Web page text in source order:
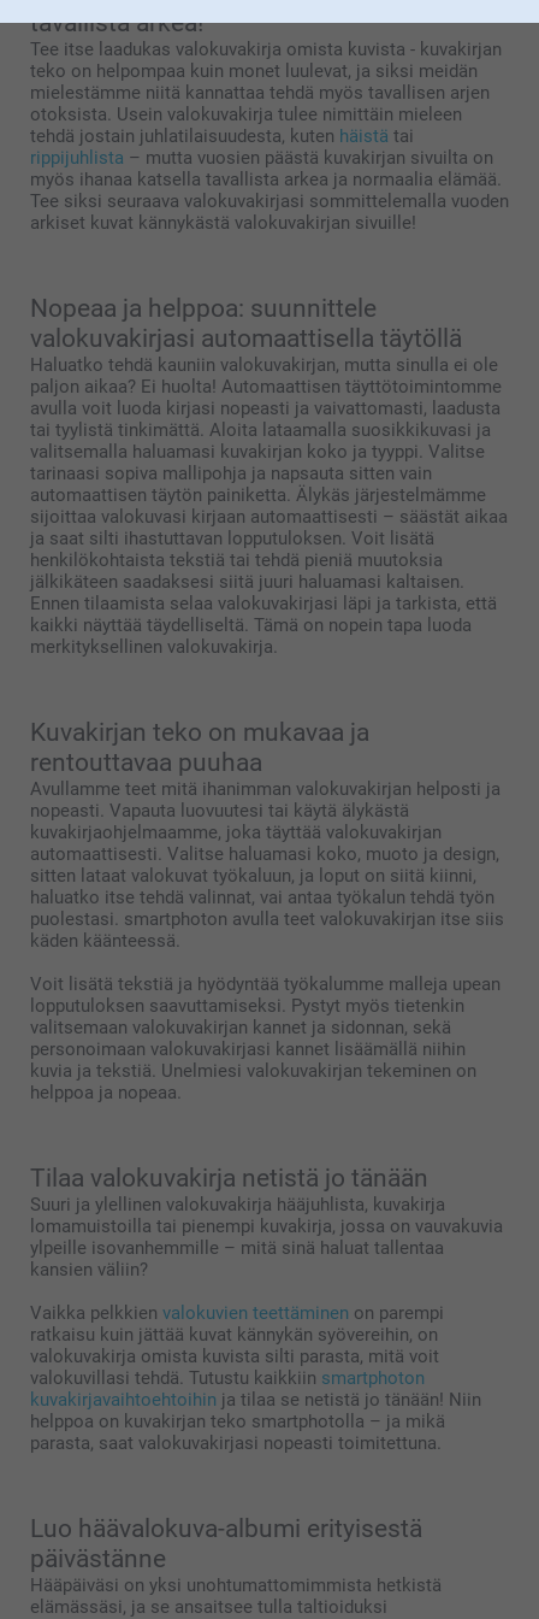
tavallista arkea!
Tee itse laadukas valokuvakirja omista kuvista - kuvakirjan
teko on helpompaa kuin monet luulevat, ja siksi meidän
mielestämme niitä kannattaa tehdä myös tavallisen arjen
otoksista. Usein valokuvakirja tulee nimittäin mieleen
tehdä jostain juhlatilaisuudesta, kuten häistä tai
rippijuhlista – mutta vuosien päästä kuvakirjan sivuilta on
myös ihanaa katsella tavallista arkea ja normaalia elämää.
Tee siksi seuraava valokuvakirjasi sommittelemalla vuoden
arkiset kuvat kännykästä valokuvakirjan sivuille!
Nopeaa ja helppoa: suunnittele
valokuvakirjasi automaattisella täytöllä
Haluatko tehdä kauniin valokuvakirjan, mutta sinulla ei ole
paljon aikaa? Ei huolta! Automaattisen täyttötoimintomme
avulla voit luoda kirjasi nopeasti ja vaivattomasti, laadusta
tai tyylistä tinkimättä. Aloita lataamalla suosikkikuvasi ja
valitsemalla haluamasi kuvakirjan koko ja tyyppi. Valitse
tarinaasi sopiva mallipohja ja napsauta sitten vain
automaattisen täytön painiketta. Älykäs järjestelmämme
sijoittaa valokuvasi kirjaan automaattisesti – säästät aikaa
ja saat silti ihastuttavan lopputuloksen. Voit lisätä
henkilökohtaista tekstiä tai tehdä pieniä muutoksia
jälkikäteen saadaksesi siitä juuri haluamasi kaltaisen.
Ennen tilaamista selaa valokuvakirjasi läpi ja tarkista, että
kaikki näyttää täydelliseltä. Tämä on nopein tapa luoda
merkityksellinen valokuvakirja.
Kuvakirjan teko on mukavaa ja
rentouttavaa puuhaa
Avullamme teet mitä ihanimman valokuvakirjan helposti ja
nopeasti. Vapauta luovuutesi tai käytä älykästä
kuvakirjaohjelmaamme, joka täyttää valokuvakirjan
automaattisesti. Valitse haluamasi koko, muoto ja design,
sitten lataat valokuvat työkaluun, ja loput on siitä kiinni,
haluatko itse tehdä valinnat, vai antaa työkalun tehdä työn
puolestasi. smartphoton avulla teet valokuvakirjan itse siis
käden käänteessä.
Voit lisätä tekstiä ja hyödyntää työkalumme malleja upean
lopputuloksen saavuttamiseksi. Pystyt myös tietenkin
valitsemaan valokuvakirjan kannet ja sidonnan, sekä
personoimaan valokuvakirjasi kannet lisäämällä niihin
kuvia ja tekstiä. Unelmiesi valokuvakirjan tekeminen on
helppoa ja nopeaa.
Tilaa valokuvakirja netistä jo tänään
Suuri ja ylellinen valokuvakirja hääjuhlista, kuvakirja
lomamuistoilla tai pienempi kuvakirja, jossa on vauvakuvia
ylpeille isovanhemmille – mitä sinä haluat tallentaa
kansien väliin?
Vaikka pelkkien valokuvien teettäminen on parempi
ratkaisu kuin jättää kuvat kännykän syövereihin, on
valokuvakirja omista kuvista silti parasta, mitä voit
valokuvillasi tehdä. Tutustu kaikkiin smartphoton
kuvakirjavaihtoehtoihin ja tilaa se netistä jo tänään! Niin
helppoa on kuvakirjan teko smartphotolla – ja mikä
parasta, saat valokuvakirjasi nopeasti toimitettuna.
Luo häävalokuva-albumi erityisestä
päivästänne
Hääpäiväsi on yksi unohtumattomimmista hetkistä
elämässäsi, ja se ansaitsee tulla taltioiduksi